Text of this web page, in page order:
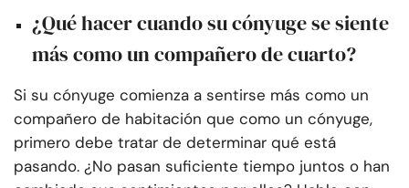
¿Qué hacer cuando su cónyuge se siente
más como un compañero de cuarto?
Si su cónyuge comienza a sentirse más como un
compañero de habitación que como un cónyuge,
primero debe tratar de determinar qué está
pasando. ¿No pasan suficiente tiempo juntos o han